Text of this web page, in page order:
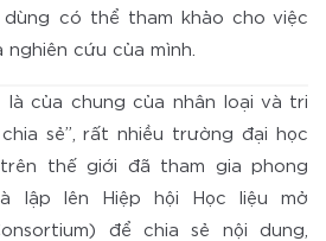
có thể tham khảo cho việc
cứu của mình.
là của chung của nhân loại và tri
sẻ”, rất nhiều trường đại học
thế giới đã tham gia phong
lập lên Hiệp hội Học liệu mở
để chia sẻ nội dung,